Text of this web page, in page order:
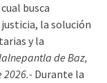
busca
la solución
y la
de Baz,
2026.- Durante la